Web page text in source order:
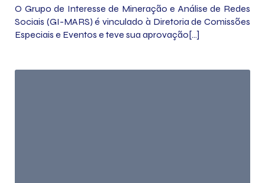
O Grupo de Interesse de Mineração e Análise de Redes
Sociais (GI-MARS) é vinculado à Diretoria de Comissões
Especiais e Eventos e teve sua aprovação[…]